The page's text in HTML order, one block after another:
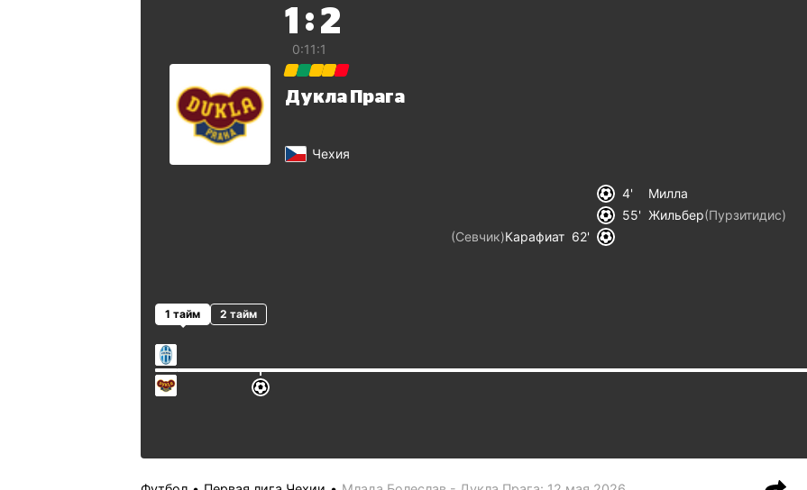
1 : 2
0:11:1
Дукла Прага
Чехия
4
Милла
55
(Пурзитидис)
Жильбер
(Севчик)Карафиат 62
1 тайм 2 тайм